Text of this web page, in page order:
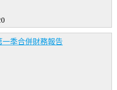
一季合併財務報告